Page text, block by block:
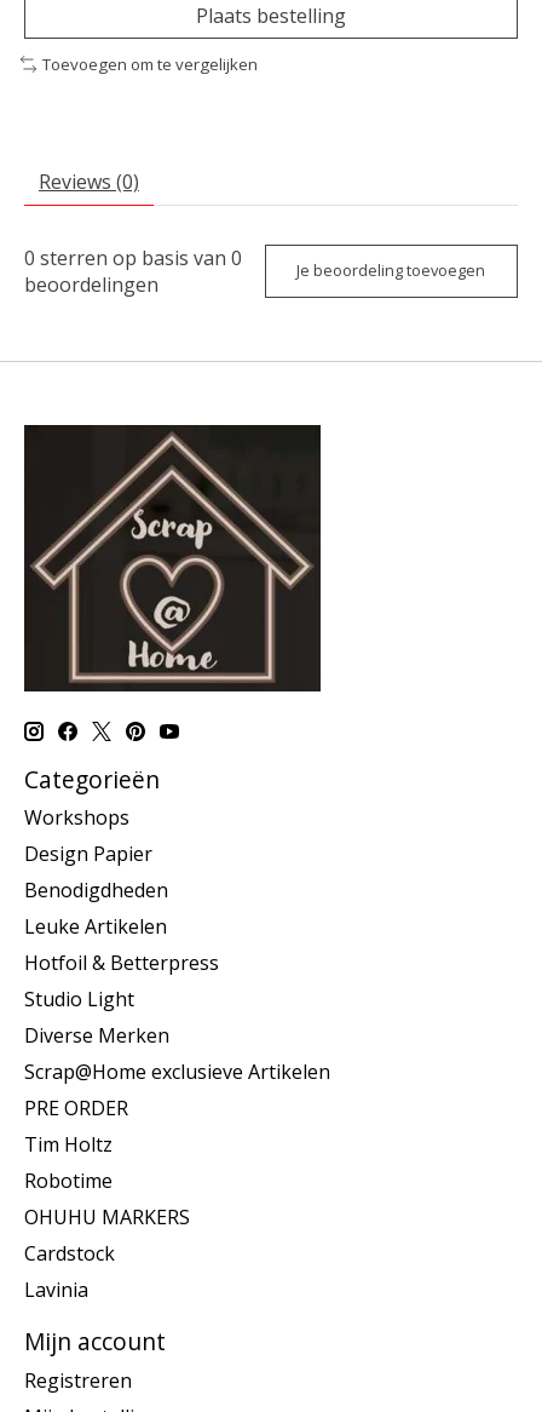
Plaats bestelling
Toevoegen om te vergelijken
Reviews (0)
0 sterren op basis van 0
beoordelingen
Je beoordeling toevoegen
Categorieën
Workshops
Design Papier
Benodigdheden
Leuke Artikelen
Hotfoil & Betterpress
Studio Light
Diverse Merken
Scrap@Home exclusieve Artikelen
PRE ORDER
Tim Holtz
Robotime
OHUHU MARKERS
Cardstock
Lavinia
Mijn account
Registreren